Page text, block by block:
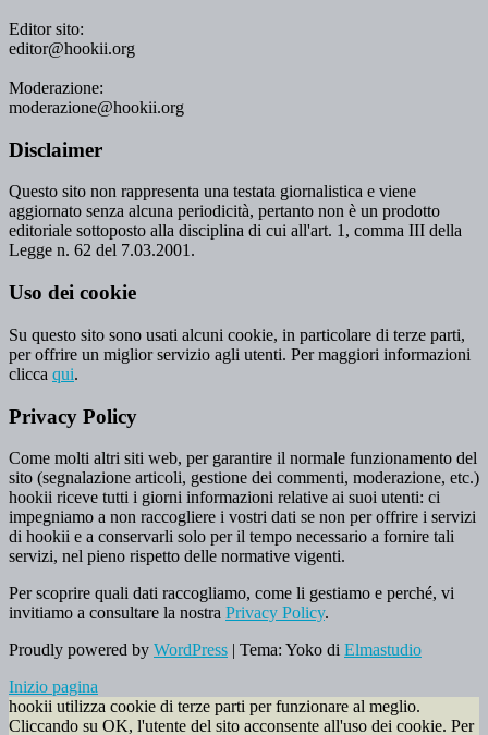
Editor sito:
editor@hookii.org
Moderazione:
moderazione@hookii.org
Disclaimer
Questo sito non rappresenta una testata giornalistica e viene
aggiornato senza alcuna periodicità, pertanto non è un prodotto
editoriale sottoposto alla disciplina di cui all'art. 1, comma III della
Legge n. 62 del 7.03.2001.
Uso dei cookie
Su questo sito sono usati alcuni cookie, in particolare di terze parti,
per offrire un miglior servizio agli utenti. Per maggiori informazioni
clicca qui.
Privacy Policy
Come molti altri siti web, per garantire il normale funzionamento del
sito (segnalazione articoli, gestione dei commenti, moderazione, etc.)
hookii riceve tutti i giorni informazioni relative ai suoi utenti: ci
impegniamo a non raccogliere i vostri dati se non per offrire i servizi
di hookii e a conservarli solo per il tempo necessario a fornire tali
servizi, nel pieno rispetto delle normative vigenti.
Per scoprire quali dati raccogliamo, come li gestiamo e perché, vi
invitiamo a consultare la nostra Privacy Policy.
Proudly powered by WordPress | Tema: Yoko di Elmastudio
Inizio pagina
hookii utilizza cookie di terze parti per funzionare al meglio.
Cliccando su OK, l'utente del sito acconsente all'uso dei cookie. Per